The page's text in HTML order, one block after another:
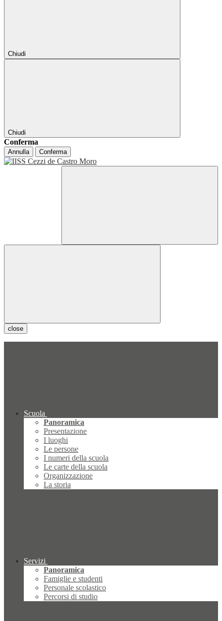
Chiudi
Chiudi
Conferma
Annulla Conferma
close
Scuola
Panoramica
Presentazione
I luoghi
Le persone
I numeri della scuola
Le carte della scuola
Organizzazione
La storia
Servizi
Panoramica
Famiglie e studenti
Personale scolastico
Percorsi di studio